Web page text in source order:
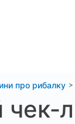
про рибалку